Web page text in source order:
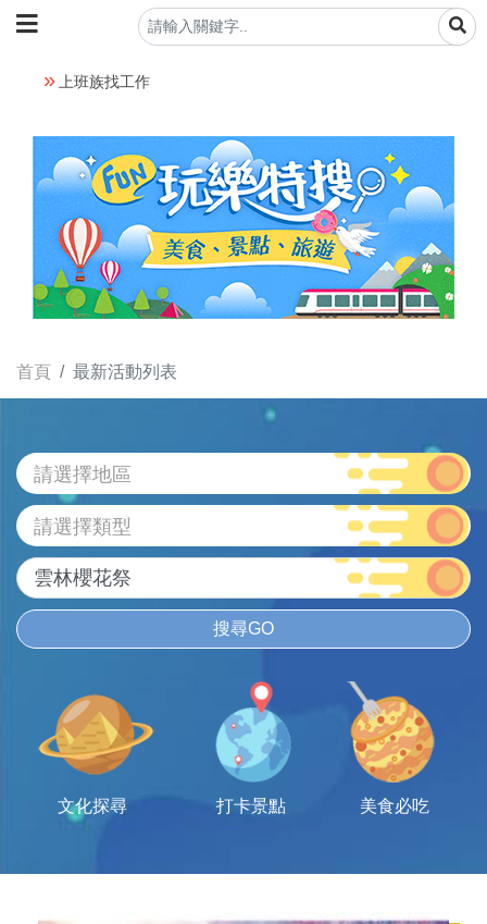
上班族找工作
首頁 最新活動列表
請選擇地區
請選擇類型
搜尋GO
文化探尋 打卡景點 美食必吃